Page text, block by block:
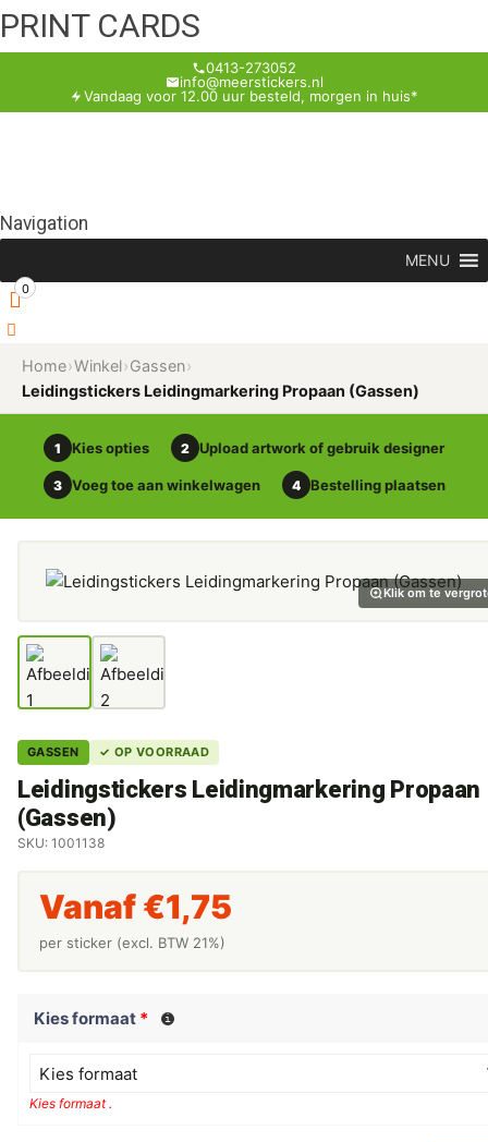
PRINT CARDS
0413-273052
info@meerstickers.nl
Vandaag voor 12.00 uur besteld, morgen in huis*
Navigation
MENU
0
Home›Winkel›Gassen›
Leidingstickers Leidingmarkering Propaan (Gassen)
1 Kies opties 2 Upload artwork of gebruik designer
3 Voeg toe aan winkelwagen 4 Bestelling plaatsen
Klik om te
GASSEN ✓ OP VOORRAAD
Leidingstickers Leidingmarkering Propaan
(Gassen)
SKU: 1001138
Vanaf €1,75
per sticker (excl. BTW 21%)
Kies formaat *
Kies formaat
Kies formaat .